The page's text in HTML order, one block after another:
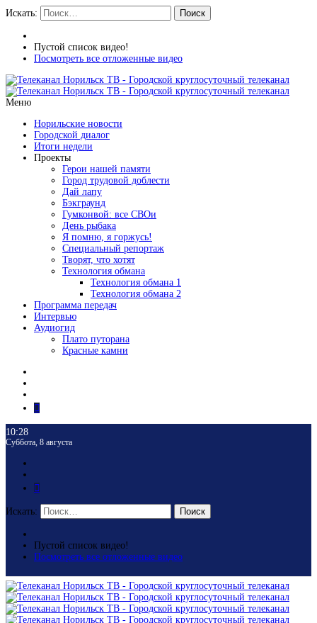
Искать: Поиск
Пустой список видео!
Посмотреть все отложенные видео
Меню
Норильские новости
Городской диалог
Итоги недели
Проекты
Герои нашей памяти
Город трудовой доблести
Дай лапу
Бэкграунд
Гумконвой: все СВОи
День рыбака
Я помню, я горжусь!
Специальный репортаж
Творят, что хотят
Технология обмана
Технология обмана 1
Технология обмана 2
Программа передач
Интервью
Аудиогид
Плато путорана
Красные камни
10:28
Суббота, 8 августа
Искать: Поиск
Пустой список видео!
Посмотреть все отложенные видео